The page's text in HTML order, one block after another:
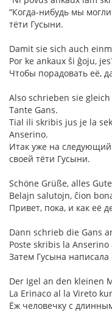
“Когда-нибудь мы
тёти Гусыни.
Damit sie sich auch
Por ke ankaux ŝi ĝoju,
Чтобы порадовать её,
Also schrieben sie
Tante Gans.
Tial ili skribis jus je la
Anserino.
Итак уже на
своей тёти Гусыни.
Schöne Grüße, alles
Belajn salutojn, ĉion
Привет, пока, и как её
Dann schrieb die Gans
Poste skribis la
Затем Гусына написала
Der Igel an den kleinen
La Erinaco al la Vireto
Ёж человечку с